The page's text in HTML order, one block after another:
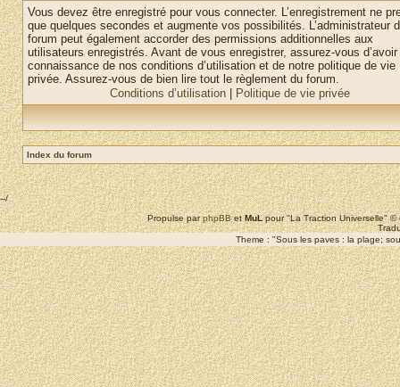
Vous devez être enregistré pour vous connecter. L’enregistrement ne
que quelques secondes et augmente vos possibilités. L’administrateur
forum peut également accorder des permissions additionnelles aux
utilisateurs enregistrés. Avant de vous enregistrer, assurez-vous
connaissance de nos conditions d’utilisation et de notre politique de vie
privée. Assurez-vous de bien lire tout le règlement du forum.
Conditions d’utilisation
Politique de vie privée
Index du forum
--/
Propulse parphpBBetMuLpour "La Traction Universelle"
Theme : "Sous les paves : la plage;